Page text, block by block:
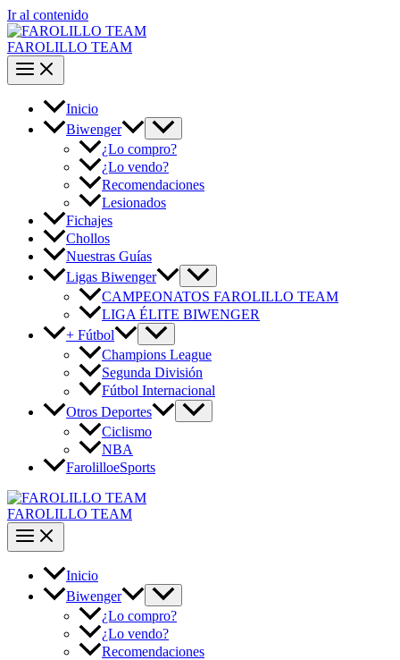
Ir al contenido
FAROLILLO TEAM
Inicio
Biwenger
¿Lo compro?
¿Lo vendo?
Recomendaciones
Lesionados
Fichajes
Chollos
Nuestras Guías
Ligas Biwenger
CAMPEONATOS FAROLILLO TEAM
LIGA ÉLITE BIWENGER
+ Fútbol
Champions League
Segunda División
Fútbol Internacional
Otros Deportes
Ciclismo
NBA
FarolilloeSports
FAROLILLO TEAM
Inicio
Biwenger
¿Lo compro?
¿Lo vendo?
Recomendaciones